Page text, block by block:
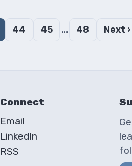
44 45 … 48 Next ›
Connect
Email
LinkedIn
RSS